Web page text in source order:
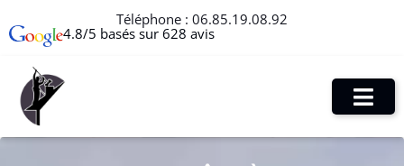
Téléphone : 06.85.19.08.92
4.8/5 basés sur 628 avis